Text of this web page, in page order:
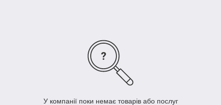
У компанії поки немає товарів або послуг